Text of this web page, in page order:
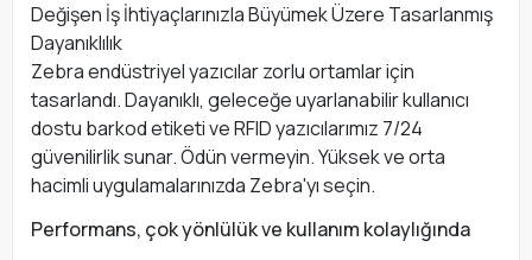
Değişen İş İhtiyaçlarınızla Büyümek Üzere Tasarlanmış
Dayanıklılık
Zebra endüstriyel yazıcılar zorlu ortamlar için
tasarlandı. Dayanıklı, geleceğe uyarlanabilir kullanıcı
dostu barkod etiketi ve RFID yazıcılarımız 7/24
güvenilirlik sunar. Ödün vermeyin. Yüksek ve orta
hacimli uygulamalarınızda Zebra'yı seçin.
Performans, çok yönlülük ve kullanım kolaylığında